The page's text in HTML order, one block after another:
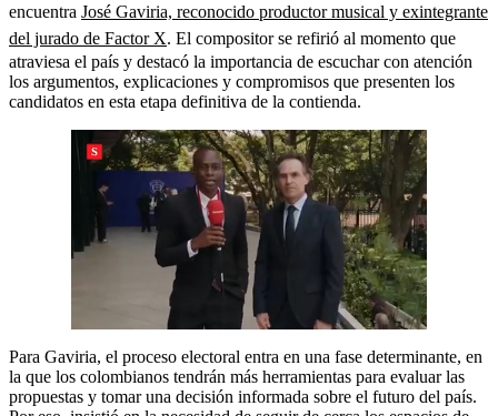
encuentra José Gaviria, reconocido productor musical y exintegrante
del jurado de Factor X. El compositor se refirió al momento que
atraviesa el país y destacó la importancia de escuchar con atención
los argumentos, explicaciones y compromisos que presenten los
candidatos en esta etapa definitiva de la contienda.
Para Gaviria, el proceso electoral entra en una fase determinante, en
la que los colombianos tendrán más herramientas para evaluar las
propuestas y tomar una decisión informada sobre el futuro del país.